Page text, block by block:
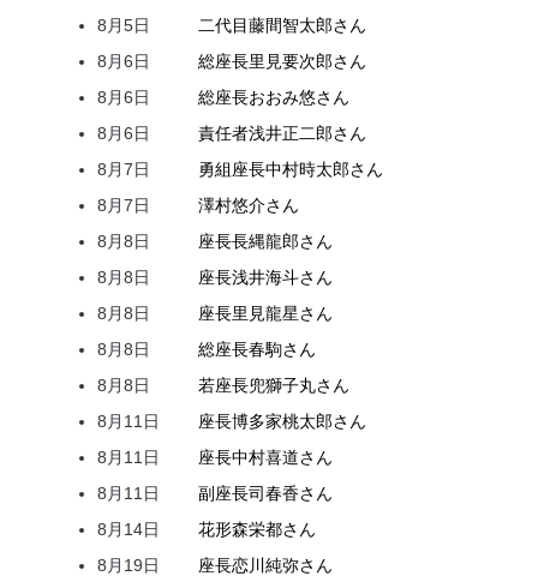
8月5日
二代目藤間智太郎さん
8月6日
総座長里見要次郎さん
8月6日
総座長おおみ悠さん
8月6日
責任者浅井正二郎さん
8月7日
勇組座長中村時太郎さん
8月7日
澤村悠介さん
8月8日
座長長縄龍郎さん
8月8日
座長浅井海斗さん
8月8日
座長里見龍星さん
8月8日
総座長春駒さん
8月8日
若座長兜獅子丸さん
8月11日
座長博多家桃太郎さん
8月11日
座長中村喜道さん
8月11日
副座長司春香さん
8月14日
花形森栄都さん
8月19日
座長恋川純弥さん